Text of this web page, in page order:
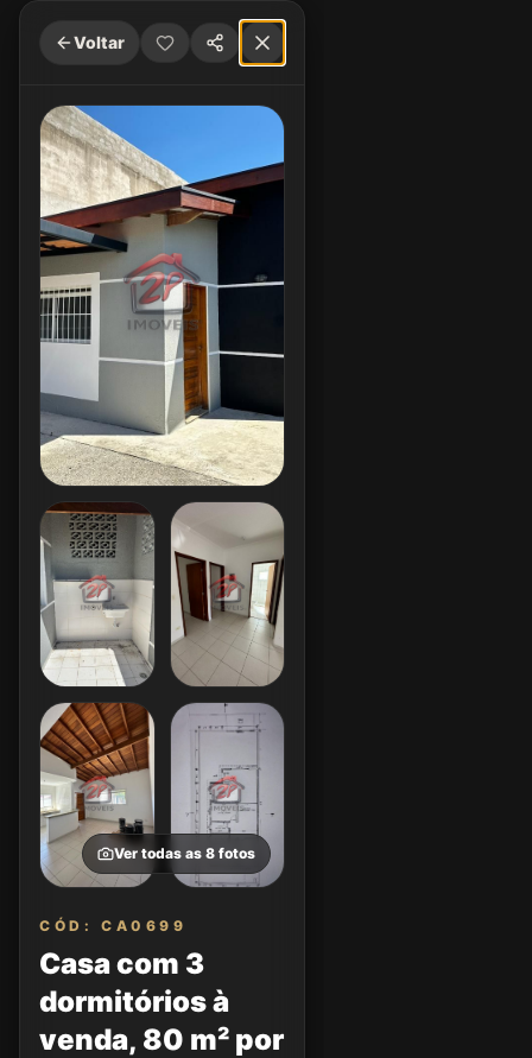
Voltar
Ver todas as 8 fotos
CÓD: CA0699
Casa com 3
dormitórios à
venda, 80 m² por